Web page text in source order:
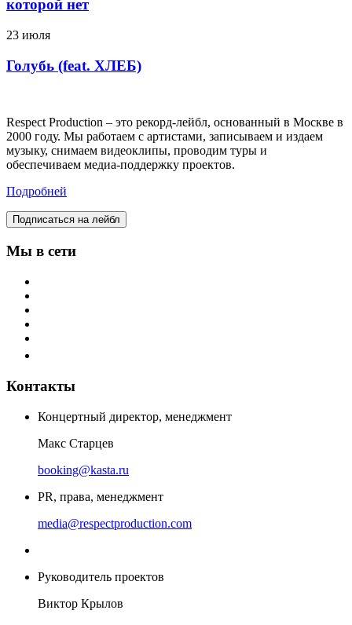
которой нет
23 июля
Голубь (feat. ХЛЕБ)
Respect Production – это рекорд-лейбл, основанный в Москве в
2000 году. Мы работаем с артистами, записываем и издаем
музыку, снимаем видеоклипы, проводим туры и
обеспечиваем медиа-поддержку проектов.
Подробней
Подписаться на лейбл
Мы в сети
Контакты
Концертный директор, менеджмент
Макс Старцев
booking@kasta.ru
PR, права, менеджмент
media@respectproduction.com
Руководитель проектов
Виктор Крылов